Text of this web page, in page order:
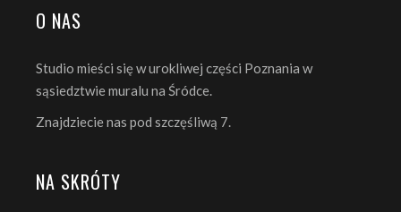
O NAS
Studio mieści się w urokliwej części Poznania w
sąsiedztwie muralu na Śródce.
Znajdziecie nas pod szczęśliwą 7.
NA SKRÓTY